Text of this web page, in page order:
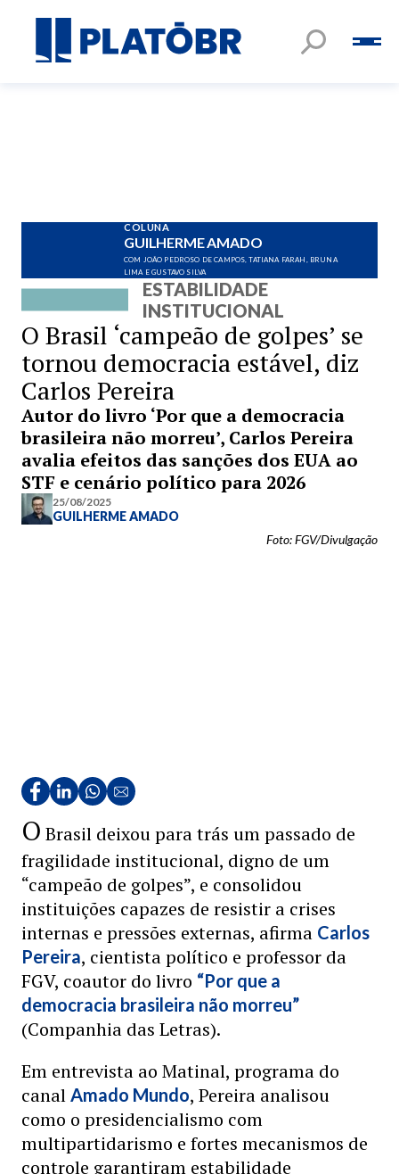
COLUNA
GUILHERME AMADO
COM JOÃO PEDROSO DE CAMPOS, TATIANA FARAH, BRUNA
LIMA E GUSTAVO SILVA
ESTABILIDADE
INSTITUCIONAL
O Brasil ‘campeão de golpes’ se
tornou democracia estável, diz
Carlos Pereira
Autor do livro ‘Por que a democracia
brasileira não morreu’, Carlos Pereira
avalia efeitos das sanções dos EUA ao
STF e cenário político para 2026
25/08/2025
GUILHERME AMADO
Foto: FGV/Divulgação
O Brasil deixou para trás um passado de
fragilidade institucional, digno de um
“campeão de golpes”, e consolidou
instituições capazes de resistir a crises
internas e pressões externas, afirma Carlos
Pereira, cientista político e professor da
FGV, coautor do livro “Por que a
democracia brasileira não morreu”
(Companhia das Letras).
Em entrevista ao Matinal, programa do
canal Amado Mundo, Pereira analisou
como o presidencialismo com
multipartidarismo e fortes mecanismos de
controle garantiram estabilidade